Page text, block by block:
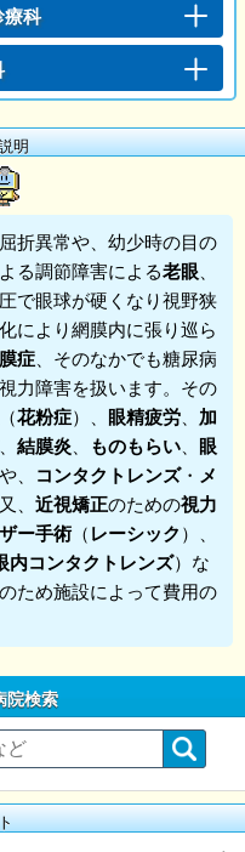
科
明
折異常や、幼少時の目の
よる調節障害による老眼
で眼球が硬くなり視野狭
により網膜内に張り巡ら
症 、そのなかでも糖尿病
力障害を扱います。その
（花粉症）、 眼精疲労
加
、 結膜炎 ものもらい
眼
、 コンタクトレンズ・ メ
、 近視矯正のための視力
ー手術（レーシック）、
内コンタクトレンズ）な
ため施設によって費用の
院検索